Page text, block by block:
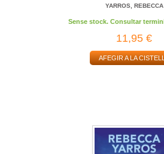
YARROS, REBECCA
Sense stock. Consultar
11,95 €
AFEGIR A LA